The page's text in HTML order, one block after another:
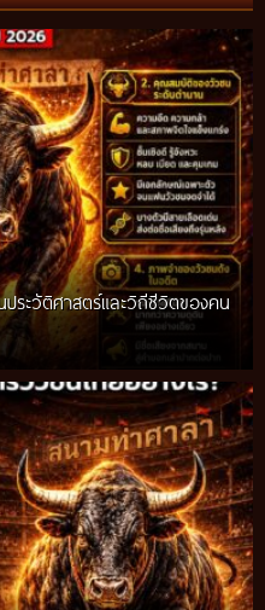
ประวัติศาสตร์และวิถีชีวิตของคน